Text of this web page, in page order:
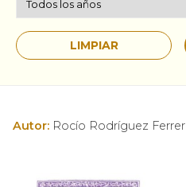
Autor: Rocío Rodríguez Ferrer